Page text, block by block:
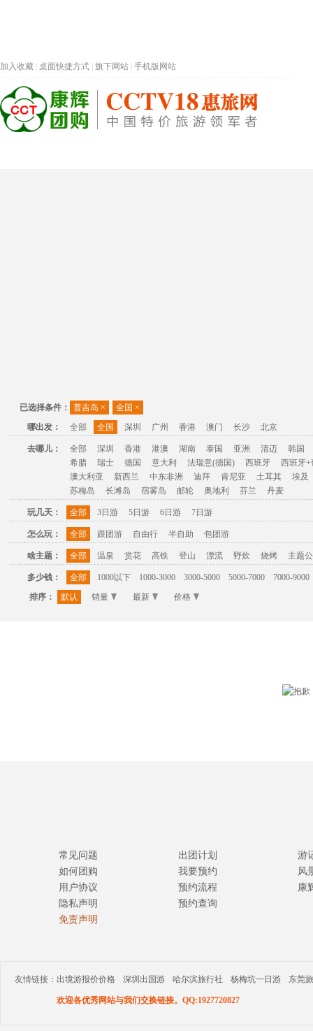
加入收藏 桌面快捷方式 旗下网站 手机版网站
已选择条件： 普吉岛 × 全国 ×
哪出发：
全部 全国 深圳 广州 香港 澳门 长沙 北京
去哪儿： 全部 深圳 香港 港澳 湖南 泰国 亚洲 清迈
韩国
希腊
瑞士 德国 意大利 法瑞意(德国) 西班牙
西班牙+
澳大利亚
新西兰 中东非洲 迪拜 肯尼亚 土耳其
埃及
苏梅岛
长滩岛 宿雾岛 邮轮 奥地利 芬兰 丹麦
玩几天： 全部 3日游 5日游 6日游 7日游
怎么玩： 全部 跟团游 自由行 半自助 包团游
啥主题： 全部 温泉 赏花 高铁 登山 漂流 野炊 烧烤 主题
多少钱： 全部 1000以下 1000-3000 3000-5000 5000-7000
7000-9000
排序：
默认 销量 最新 价格
常见问题
如何团购
用户协议
隐私声明
免责声明
出团计划
我要预约
预约流程
预约查询
游
风
康
友情链接： 出境游报价价格 深圳出国游 哈尔滨旅行社 杨梅坑一日游 东莞
欢迎各优秀网站与我们交换链接。QQ:1927720827